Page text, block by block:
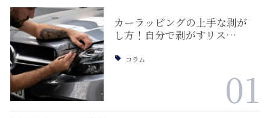
カーラッピングの上手な剥が
し方！自分で剥がすリス…
コラム
01